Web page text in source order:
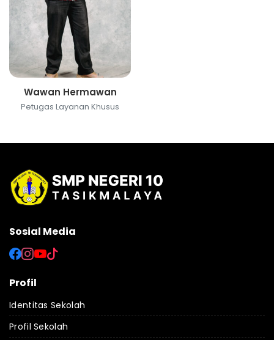
Wawan Hermawan
Petugas Layanan Khusus
Sosial Media
Profil
Identitas Sekolah
Profil Sekolah